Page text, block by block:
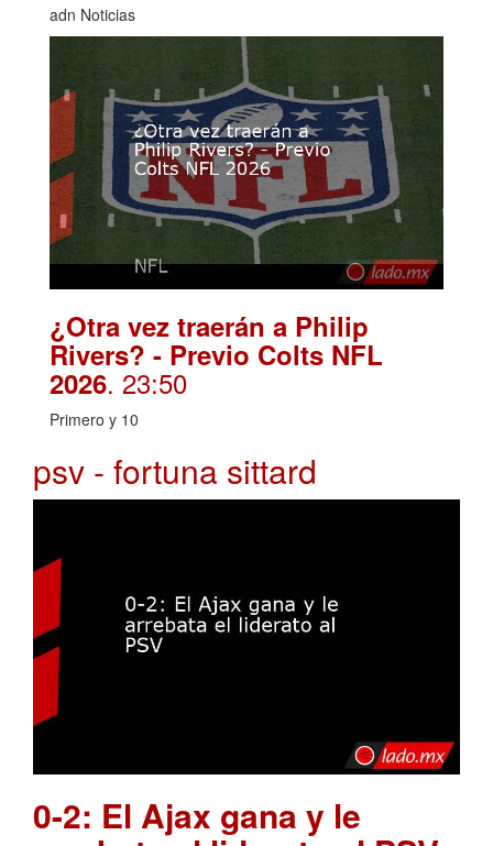
adn Noticias
¿Otra vez traerán a Philip
Rivers? - Previo Colts NFL
2026. 23:50
Primero y 10
psv - fortuna sittard
0-2: El Ajax gana y le